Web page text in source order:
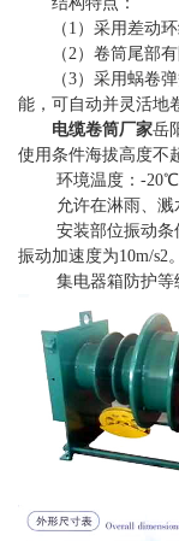
（1）采用差动
（2）卷筒尾部
（3）采用蜗卷
能，可自动并灵活地
电缆卷筒厂家岳
使用条件海拔高度不
环境温度：-
允许在淋雨、溅
安装部位振动条
振动加速度为10m/s2。
集电器箱防护等